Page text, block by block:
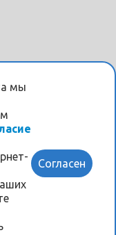
мы
Согласен
носит
и ни при
офертой,
437
в клинике
врача о